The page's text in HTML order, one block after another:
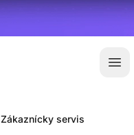
Zákaznícky servis